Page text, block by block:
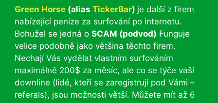
Green Horse (alias TickerBar) je další z firem
nabízející peníze za surfování po internetu.
Bohužel se jedná o SCAM (podvod) Funguje
velice podobně jako většina těchto firem.
Nechají Vás vydělat vlastním surfováním
maximálně 200$ za měsíc, ale co se týče vaší
downline (lidé, kteří se zaregistrují pod Vámi –
referals), jsou možnosti větší. Můžete mít až 6